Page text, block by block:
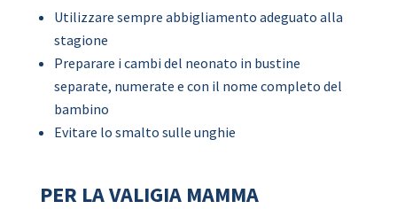
Utilizzare sempre abbigliamento adeguato alla
stagione
Preparare i cambi del neonato in bustine
separate, numerate e con il nome completo del
bambino
Evitare lo smalto sulle unghie
PER LA VALIGIA MAMMA